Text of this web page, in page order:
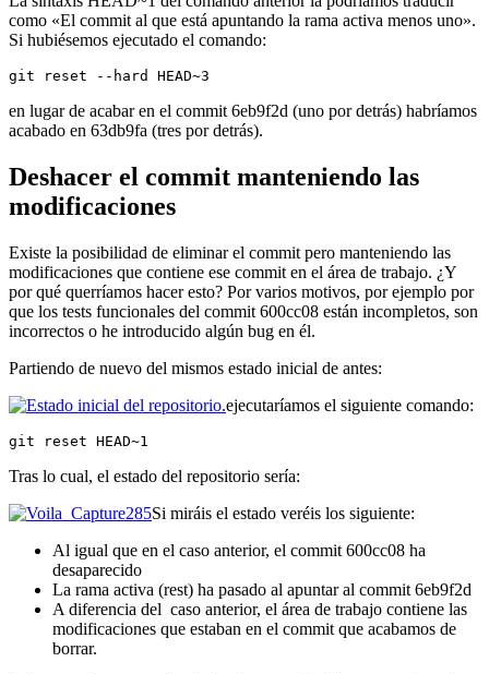
como «El commit al que está apuntando la rama activa menos uno».
Si hubiésemos ejecutado el comando:
git reset --hard HEAD~3
en lugar de acabar en el commit 6eb9f2d (uno por detrás) habríamos
acabado en 63db9fa (tres por detrás).
Deshacer el commit manteniendo las
modificaciones
Existe la posibilidad de eliminar el commit pero manteniendo las
modificaciones que contiene ese commit en el área de trabajo. ¿Y
por qué querríamos hacer esto? Por varios motivos, por ejemplo por
que los tests funcionales del commit 600cc08 están incompletos, son
incorrectos o he introducido algún bug en él.
Partiendo de nuevo del mismos estado inicial de antes:
ejecutaríamos el siguiente comando:
git reset HEAD~1
Tras lo cual, el estado del repositorio sería:
Si miráis el estado veréis los siguiente:
Al igual que en el caso anterior, el commit 600cc08 ha
desaparecido
La rama activa (rest) ha pasado al apuntar al commit 6eb9f2d
A diferencia del caso anterior, el área de trabajo contiene las
modificaciones que estaban en el commit que acabamos de
borrar.